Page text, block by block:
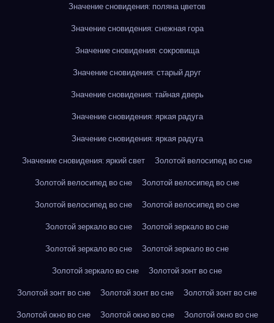
Значение сновидения: поляна цветов
Значение сновидения: снежная гора
Значение сновидения: сокровища
Значение сновидения: старый друг
Значение сновидения: тайная дверь
Значение сновидения: яркая радуга
Значение сновидения: яркая радуга
Значение сновидения: яркий свет
Золотой велосипед во сне
Золотой велосипед во сне
Золотой велосипед во сне
Золотой велосипед во сне
Золотой велосипед во сне
Золотой зеркало во сне
Золотой зеркало во сне
Золотой зеркало во сне
Золотой зеркало во сне
Золотой зеркало во сне
Золотой зонт во сне
Золотой зонт во сне
Золотой зонт во сне
Золотой зонт во сне
Золотой окно во сне
Золотой окно во сне
Золотой окно во сне